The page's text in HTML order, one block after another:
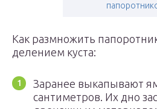
Как размножить
делением куста:
Заранее выкапывают
сантиметров. Их дно